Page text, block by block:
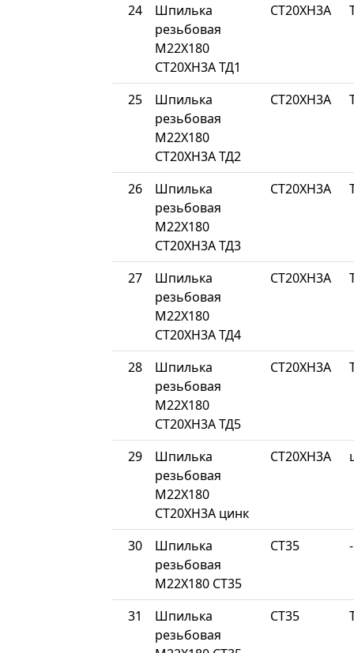
24
Шпилька
резьбовая
М22Х180
СТ20ХН3А ТД1
СТ20ХН3А
25
Шпилька
резьбовая
М22Х180
СТ20ХН3А ТД2
СТ20ХН3А
26
Шпилька
резьбовая
М22Х180
СТ20ХН3А ТД3
СТ20ХН3А
27
Шпилька
резьбовая
М22Х180
СТ20ХН3А ТД4
СТ20ХН3А
28
Шпилька
резьбовая
М22Х180
СТ20ХН3А ТД5
СТ20ХН3А
29
Шпилька
резьбовая
М22Х180
СТ20ХН3А цинк
СТ20ХН3А
30
Шпилька
резьбовая
М22Х180 СТ35
СТ35 -
31
Шпилька
резьбовая
СТ35